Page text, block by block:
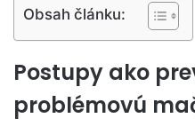
Obsah článku:
Postupy ako
problémovú